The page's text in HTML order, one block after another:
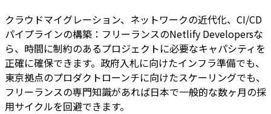
クラウドマイグレーション、ネットワークの近代化、CI/CD
パイプラインの構築：フリーランスのNetlify Developersな
ら、時間に制約のあるプロジェクトに必要なキャパシティを
正確に確保できます。政府入札に向けたインフラ準備でも、
東京拠点のプロダクトローンチに向けたスケーリングでも、
フリーランスの専門知識があれば日本で一般的な数ヶ月の採
用サイクルを回避できます。